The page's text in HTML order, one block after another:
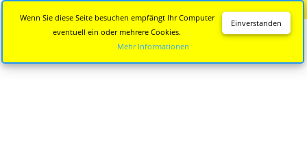
Einverstanden
Wenn Sie diese Seite besuchen empfängt Ihr Computer
eventuell ein oder mehrere Cookies.
Mehr Informationen